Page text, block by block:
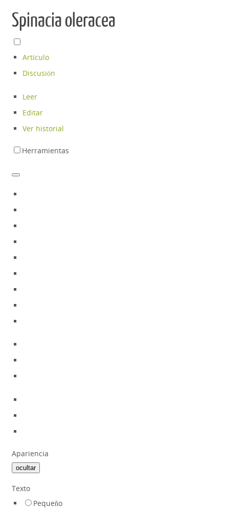
Spinacia oleracea
Artículo
Discusión
Leer
Editar
Ver historial
Herramientas
Apariencia
ocultar
Texto
Pequeño